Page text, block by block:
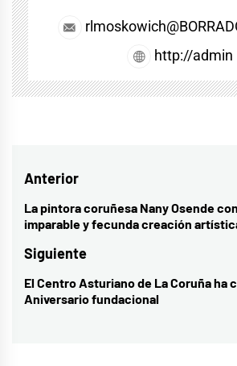
http://admin
Navegación
de
entradas
Anterior
Entrada
anterior:
La pintora coruñesa Nany Osende
imparable y fecunda creación
Siguiente
Entrada
siguiente:
El Centro Asturiano de La Coruña ha
Aniversario fundacional